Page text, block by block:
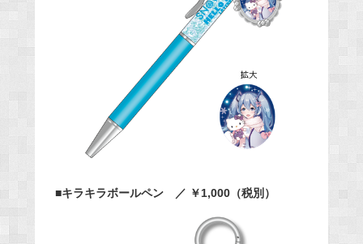
■キラキラボールペン ／ ￥1,000（税別）